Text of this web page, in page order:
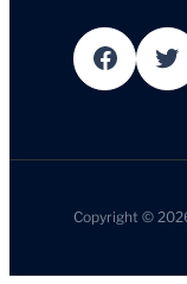
Facebook Twitter
Copyright ©